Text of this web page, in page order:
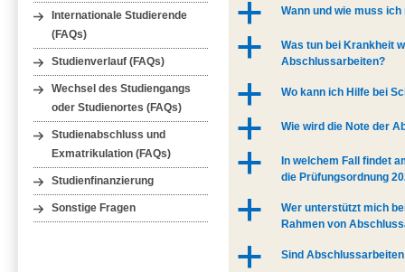
Internationale Studierende
(FAQs)
Studienverlauf (FAQs)
Wechsel des Studiengangs
oder Studienortes (FAQs)
Studienabschluss und
Exmatrikulation (FAQs)
Studienfinanzierung
Sonstige Fragen
a Wann und wie muss
a
Was tun bei Krankheit
Abschlussarbeiten?
a Wo kann ich Hilfe bei
a Wie wird die Note der
a
In welchem Fall findet
die Prüfungsordnung
a
Wer unterstützt mich
Rahmen von
a Sind